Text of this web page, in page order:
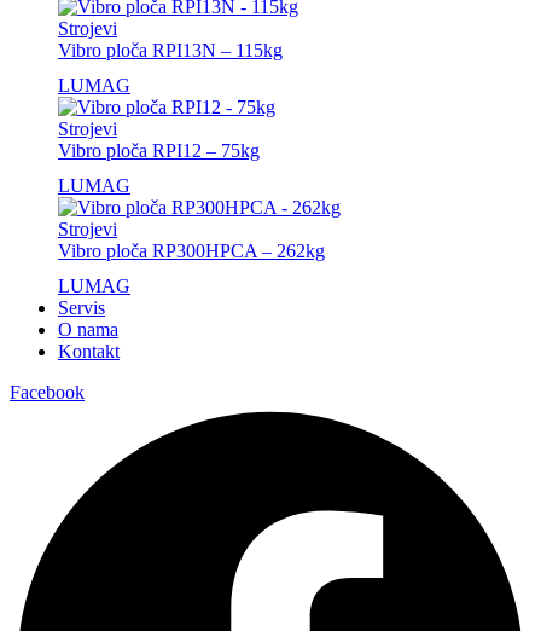
Strojevi
Vibro ploča RPI13N – 115kg
LUMAG
Strojevi
Vibro ploča RPI12 – 75kg
LUMAG
Strojevi
Vibro ploča RP300HPCA – 262kg
LUMAG
Servis
O nama
Kontakt
Facebook